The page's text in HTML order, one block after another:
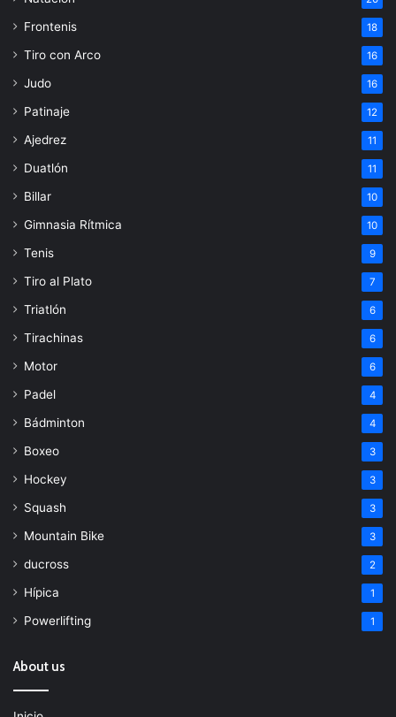
Frontenis 18
Tiro con Arco 16
Judo 16
Patinaje 12
Ajedrez 11
Duatlón 11
Billar 10
Gimnasia Rítmica 10
Tenis 9
Tiro al Plato 7
Triatlón 6
Tirachinas 6
Motor 6
Padel 4
Bádminton 4
Boxeo 3
Hockey 3
Squash 3
Mountain Bike 3
ducross 2
Hípica 1
Powerlifting 1
About us